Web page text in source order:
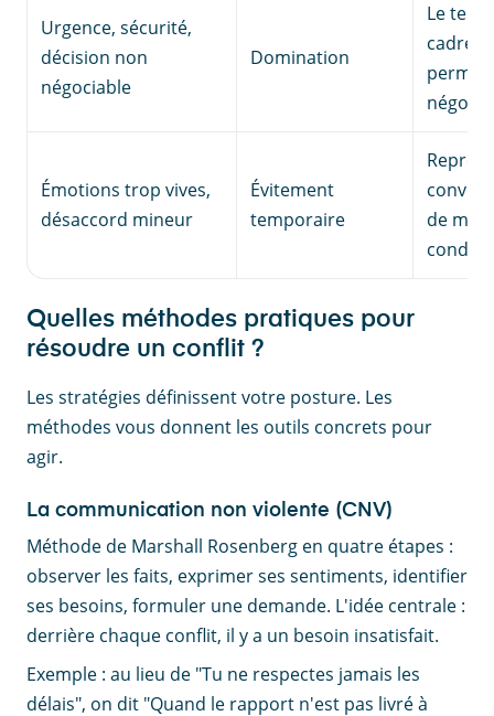
Urgence, sécurité,
décision non
négociable
Domination
Le
cadre
Émotions trop vives,
désaccord mineur
Évitement
temporaire
de
Quelles méthodes pratiques pour
résoudre un conflit ?
Les stratégies définissent votre posture. Les
méthodes vous donnent les outils concrets pour
agir.
La communication non violente (CNV)
Méthode de Marshall Rosenberg en quatre étapes :
observer les faits, exprimer ses sentiments, identifier
ses besoins, formuler une demande. L'idée centrale :
derrière chaque conflit, il y a un besoin insatisfait.
Exemple : au lieu de "Tu ne respectes jamais les
délais", on dit "Quand le rapport n'est pas livré à